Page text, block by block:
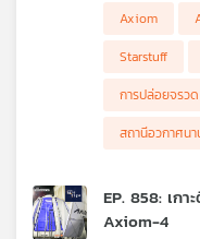
เรา
โปแลนด์ กับบรร
Axiom
Starstuff
การปล่อยจรวด
สถานีอวกาศน
EP. 858: เก
Axiom-4